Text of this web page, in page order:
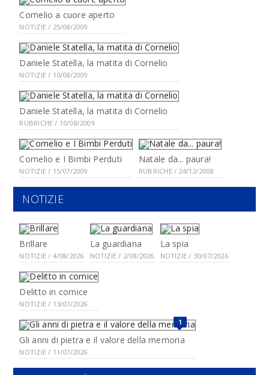
Cornelio a cuore aperto
NOTIZIE / 25/08/2009
Daniele Statella, la matita di Cornelio
NOTIZIE / 10/08/2009
Daniele Statella, la matita di Cornelio
RUBRICHE / 10/08/2009
Cornelio e I Bimbi Perduti
NOTIZIE / 15/07/2009
Natale da... paura!
RUBRICHE / 24/12/2008
NOTIZIE
Brillare
NOTIZIE / 4/08/2026
La guardiana
NOTIZIE / 2/08/2026
La spia
NOTIZIE / 30/07/2026
Delitto in cornice
NOTIZIE / 13/07/2026
1
Gli anni di pietra e il valore della memoria
NOTIZIE / 11/07/2026